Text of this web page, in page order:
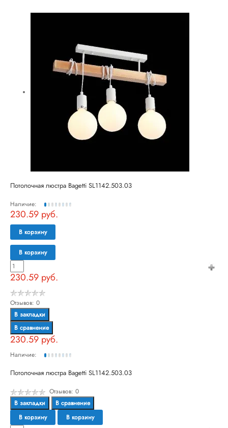
Потолочная люстра Bagetti SL1142.503.03
Наличие:
230.59 руб.
В корзину
В корзину
230.59 руб.
Отзывов: 0
В закладки
В сравнение
230.59 руб.
Наличие:
Потолочная люстра Bagetti SL1142.503.03
Отзывов: 0
В закладки
В сравнение
В корзину
В корзину